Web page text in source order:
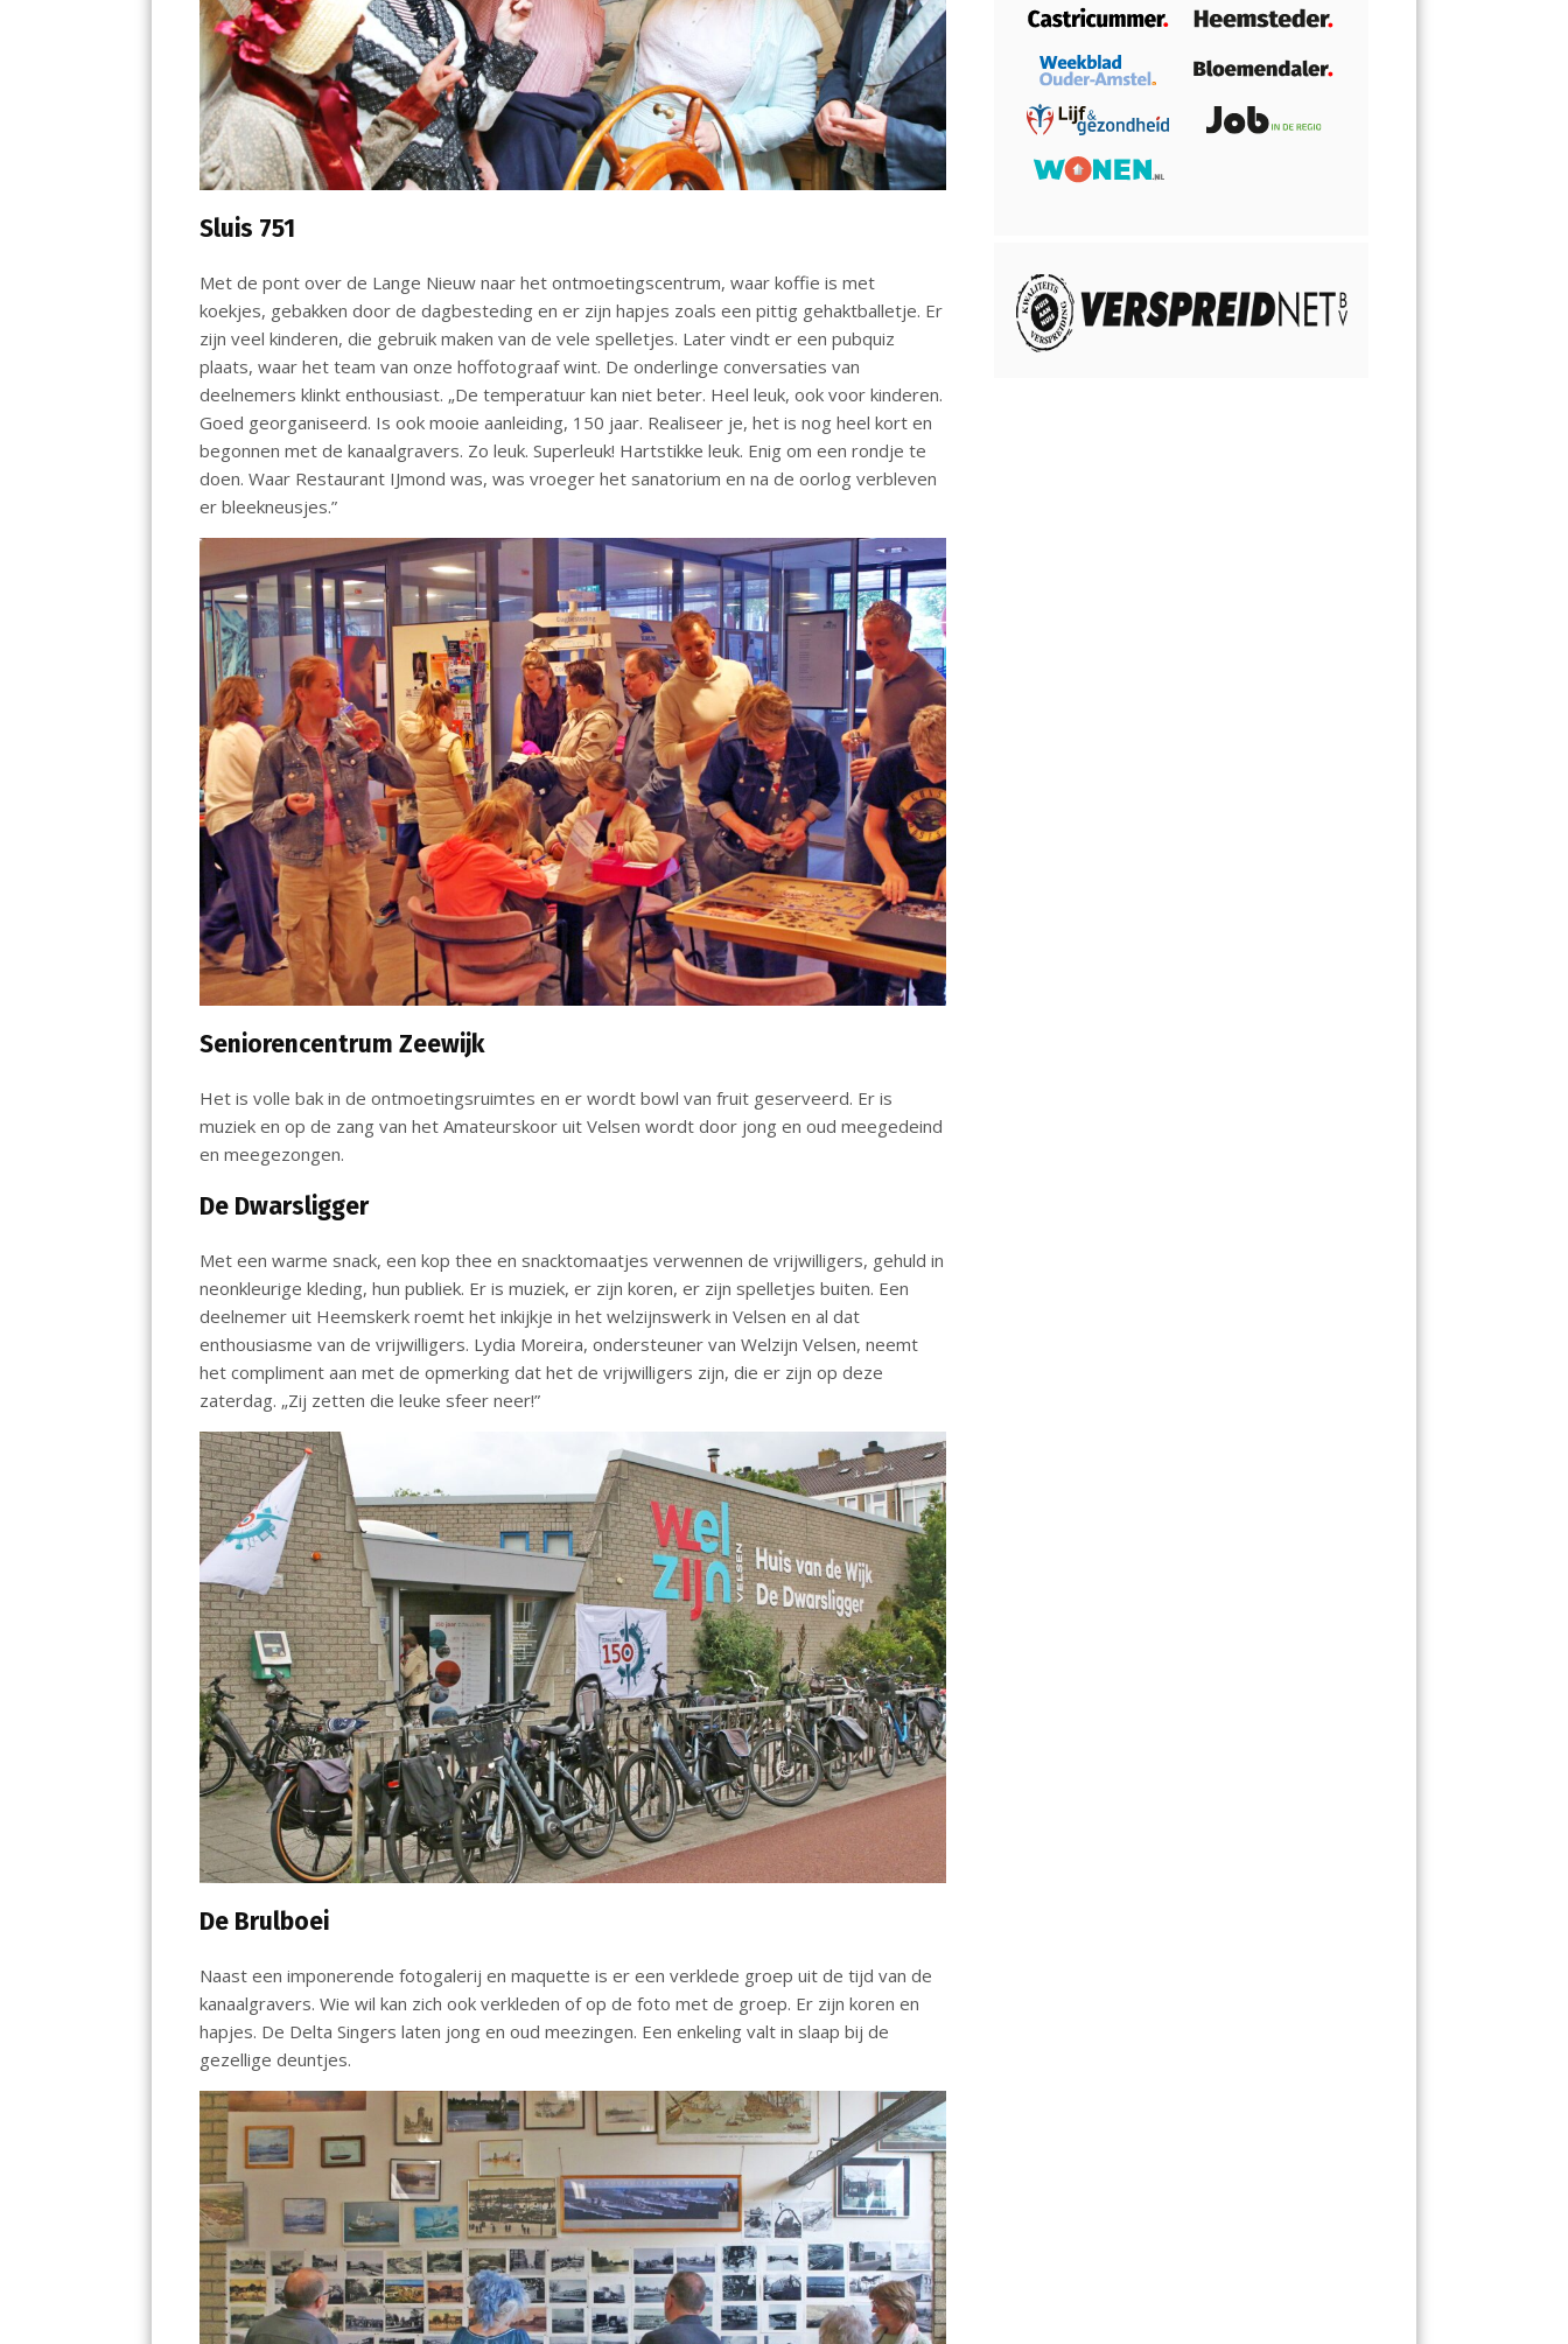
Sluis 751
Met de pont over de Lange Nieuw naar het ontmoetingscentrum, waar koffie is met
koekjes, gebakken door de dagbesteding en er zijn hapjes zoals een pittig gehaktballetje. Er
zijn veel kinderen, die gebruik maken van de vele spelletjes. Later vindt er een pubquiz
plaats, waar het team van onze hoffotograaf wint. De onderlinge conversaties van
deelnemers klinkt enthousiast. „De temperatuur kan niet beter. Heel leuk, ook voor kinderen.
Goed georganiseerd. Is ook mooie aanleiding, 150 jaar. Realiseer je, het is nog heel kort en
begonnen met de kanaalgravers. Zo leuk. Superleuk! Hartstikke leuk. Enig om een rondje te
doen. Waar Restaurant IJmond was, was vroeger het sanatorium en na de oorlog verbleven
er bleekneusjes.”
Seniorencentrum Zeewijk
Het is volle bak in de ontmoetingsruimtes en er wordt bowl van fruit geserveerd. Er is
muziek en op de zang van het Amateurskoor uit Velsen wordt door jong en oud meegedeind
en meegezongen.
De Dwarsligger
Met een warme snack, een kop thee en snacktomaatjes verwennen de vrijwilligers, gehuld in
neonkleurige kleding, hun publiek. Er is muziek, er zijn koren, er zijn spelletjes buiten. Een
deelnemer uit Heemskerk roemt het inkijkje in het welzijnswerk in Velsen en al dat
enthousiasme van de vrijwilligers. Lydia Moreira, ondersteuner van Welzijn Velsen, neemt
het compliment aan met de opmerking dat het de vrijwilligers zijn, die er zijn op deze
zaterdag. „Zij zetten die leuke sfeer neer!”
De Brulboei
Naast een imponerende fotogalerij en maquette is er een verklede groep uit de tijd van de
kanaalgravers. Wie wil kan zich ook verkleden of op de foto met de groep. Er zijn koren en
hapjes. De Delta Singers laten jong en oud meezingen. Een enkeling valt in slaap bij de
gezellige deuntjes.